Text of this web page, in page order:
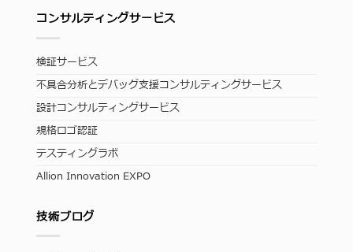
コンサルティングサービス
検証サービス
不具合分析とデバッグ支援コンサルティングサービス
設計コンサルティングサービス
規格ロゴ認証
テスティングラボ
Allion Innovation EXPO
技術ブログ